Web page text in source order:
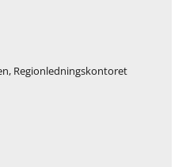
Regionledningskontoret